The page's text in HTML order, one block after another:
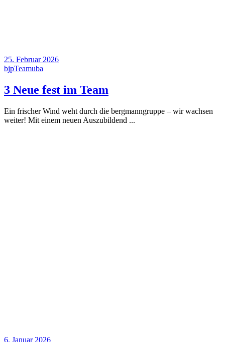
25. Februar 2026
bjpTeamuba
3 Neue fest im Team
Ein frischer Wind weht durch die bergmanngruppe – wir wachsen
weiter! Mit einem neuen Auszubildend
6. Januar 2026